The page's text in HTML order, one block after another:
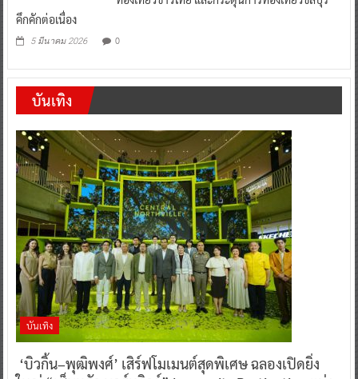
คึกคักต่อเนื่อง
5 มีนาคม 2026 0
บันเทิง
บันเทิง
‘บิวกิ้น–พุฒิพงศ์’ เสิร์ฟโมเมนต์สุดพิเศษ ฉลองเปิดยิ่ง